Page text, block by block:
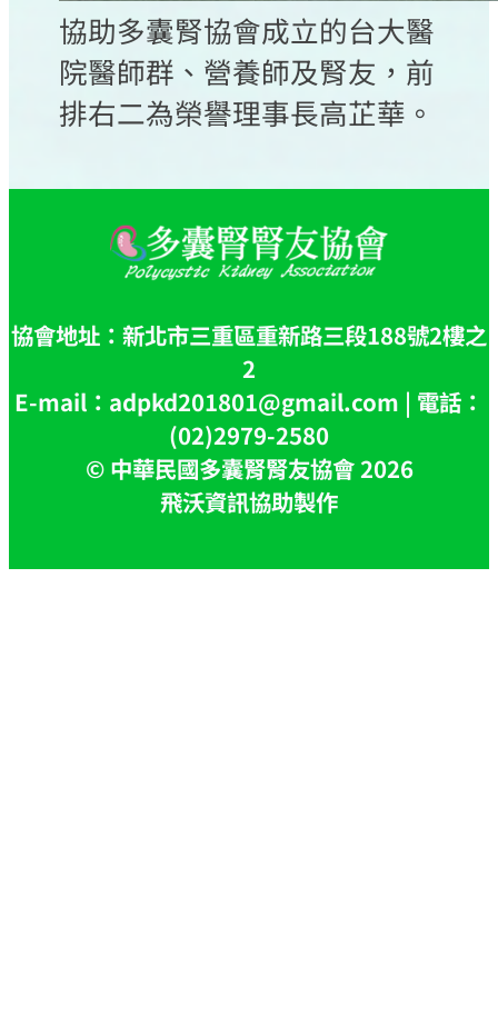
協助多囊腎協會成立的台大醫
院醫師群、營養師及腎友，前
排右二為榮譽理事長高芷華。
協會地址：新北市三重區重新路三段188號2樓之
2
E-mail：adpkd201801@gmail.com | 電話：
(02)2979-2580
© 中華民國多囊腎腎友協會 2026
飛沃資訊協助製作